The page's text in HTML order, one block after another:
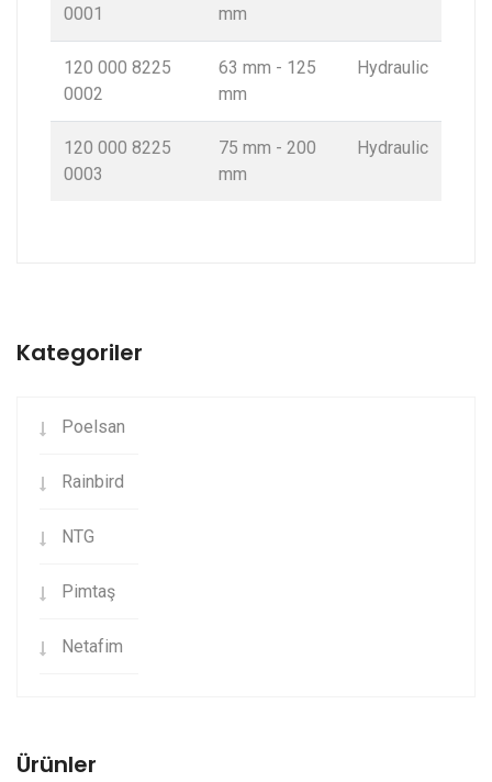
0001
mm
120 000 8225
0002
63 mm - 125
mm
Hydraulic
120 000 8225
0003
75 mm - 200
mm
Hydraulic
Kategoriler
Poelsan
Rainbird
NTG
Pimtaş
Netafim
Ürünler